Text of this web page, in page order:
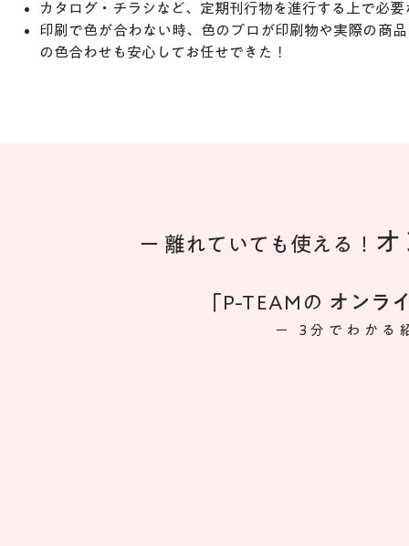
カタログ・チラシなど、定期刊行物を進行する上で必要
印刷で色が合わない時、色のプロが印刷物や実際の商
の色合わせも安心してお任せできた！
ー 離れていても使える！
「P-TEAMの オンラ
ー 3分でわかる